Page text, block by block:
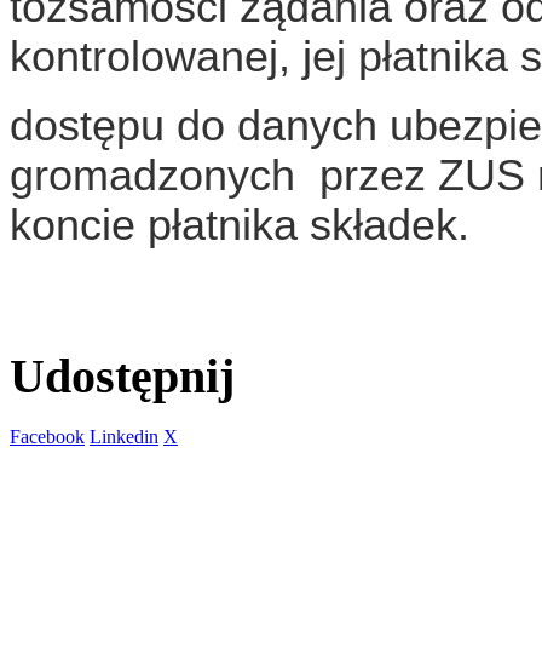
kontrolowanej, jej płatnika
dostępu do danych
gromadzonych przez ZUS
koncie płatnika składek.
Udostępnij
Facebook Linkedin X